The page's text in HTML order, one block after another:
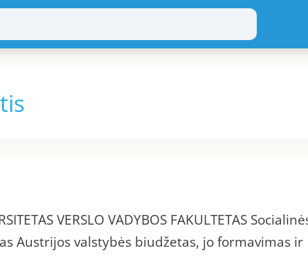
VERSLO VADYBOS FAKULTETAS
Austrijos valstybės biudžetas, jo formavimas ir